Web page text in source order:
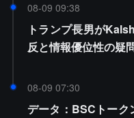
08-09 09:38
トランプ長男が
反と情報優位性の疑
08-09 07:30
データ：BSCトーク